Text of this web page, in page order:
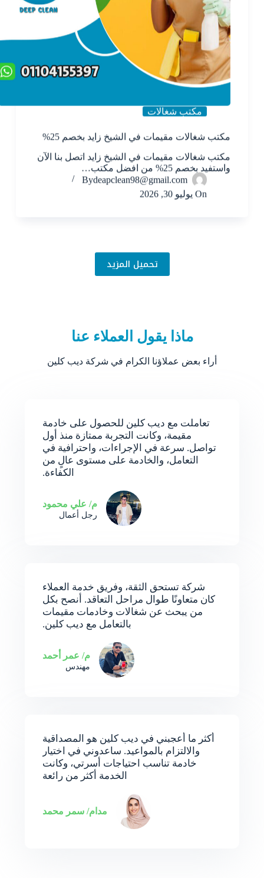
مكتب شغالات
مكتب شغالات مقيمات في الشيخ زايد بخصم 25%
مكتب شغالات مقيمات في الشيخ زايد اتصل بنا الآن
واستفيد بخصم 25% من افضل مكتب…
Bydeapclean98@gmail.com
On يوليو 30, 2026
تحميل المزيد
ماذا يقول العملاء عنا
أراء بعض عملاؤنا الكرام في شركة ديب كلين
تعاملت مع ديب كلين للحصول على خادمة
مقيمة، وكانت التجربة ممتازة منذ أول
تواصل. سرعة في الإجراءات، واحترافية في
التعامل، والخادمة على مستوى عالٍ من
الكفاءة.
م/ علي محمود
رجل أعمال
شركة تستحق الثقة، وفريق خدمة العملاء
كان متعاونًا طوال مراحل التعاقد. أنصح بكل
من يبحث عن شغالات وخادمات مقيمات
بالتعامل مع ديب كلين.
م/ عمر أحمد
مهندس
أكثر ما أعجبني في ديب كلين هو المصداقية
والالتزام بالمواعيد. ساعدوني في اختيار
خادمة تناسب احتياجات أسرتي، وكانت
الخدمة أكثر من رائعة
مدام/ سمر محمد